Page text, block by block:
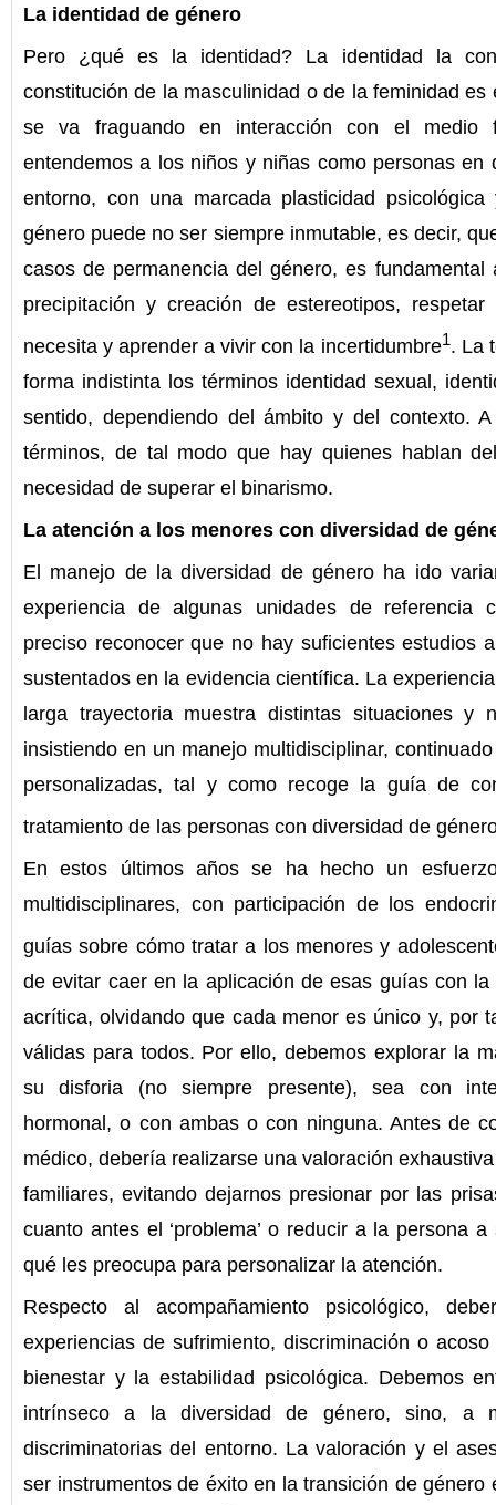
La identidad de género
Pero ¿qué es la identidad? La identidad la
constitución de la masculinidad o de la feminidad
se va fraguando en interacción con el medio
entendemos a los niños y niñas como personas en
entorno, con una marcada plasticidad
género puede no ser siempre inmutable, es decir,
casos de permanencia del género, es
precipitación y creación de estereotipos,
necesita y aprender a vivir con la incertidumbre1. La
forma indistinta los términos identidad sexual,
sentido, dependiendo del ámbito y del contexto.
términos, de tal modo que hay quienes hablan
necesidad de superar el binarismo.
La atención a los menores con diversidad de
El manejo de la diversidad de género ha ido
experiencia de algunas unidades de referencia
preciso reconocer que no hay suficientes estudios
sustentados en la evidencia científica. La
larga trayectoria muestra distintas situaciones y
insistiendo en un manejo multidisciplinar,
personalizadas, tal y como recoge la guía de
tratamiento de las personas con diversidad de
En estos últimos años se ha hecho un
multidisciplinares, con participación de los
guías sobre cómo tratar a los menores y
de evitar caer en la aplicación de esas guías con
acrítica, olvidando que cada menor es único y, por
válidas para todos. Por ello, debemos explorar la
su disforia (no siempre presente), sea con
hormonal, o con ambas o con ninguna. Antes de
médico, debería realizarse una valoración
familiares, evitando dejarnos presionar por las
cuanto antes el ‘problema’ o reducir a la persona
qué les preocupa para personalizar la atención.
Respecto al acompañamiento psicológico,
experiencias de sufrimiento, discriminación o
bienestar y la estabilidad psicológica. Debemos
intrínseco a la diversidad de género, sino, a
discriminatorias del entorno. La valoración y el
ser instrumentos de éxito en la transición de género